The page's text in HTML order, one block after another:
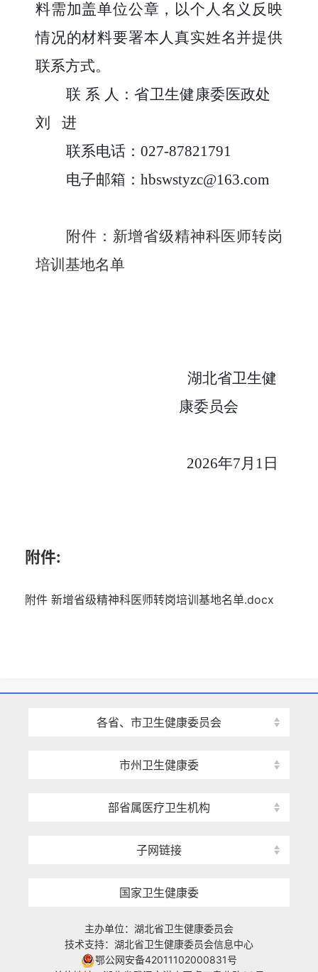
料需加盖单位公章，以个人名义反映
情况的材料要署本人真实姓名并提供
联系方式。
联 系 人：省卫生健康委医政处
刘
进
联系电话： 027-87821791
电子邮箱： hbswstyzc@163.com
附件：新增省级精神科医师转岗
培训基地名单
湖北省卫生健
康委员会
2026年7月 1 日
附件:
附件 新增省级精神科医师转岗培训基地名单.docx
各省、市卫生健康委员会
市州卫生健康委
部省属医疗卫生机构
子网链接
国家卫生健康委
主办单位：湖北省卫生健康委员会
技术支持：湖北省卫生健康委员会信息中心
鄂公网安备42011102000831号